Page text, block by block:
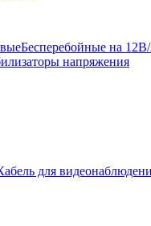
Бесперебойные на
напряжения
для